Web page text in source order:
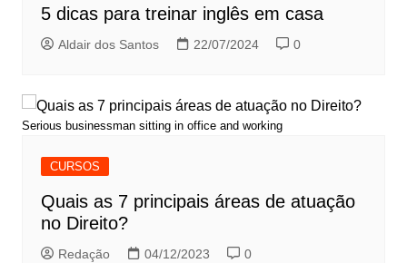
5 dicas para treinar inglês em casa
Aldair dos Santos 22/07/2024 0
Serious businessman sitting in office and working
CURSOS
Quais as 7 principais áreas de atuação
no Direito?
Redação 04/12/2023 0